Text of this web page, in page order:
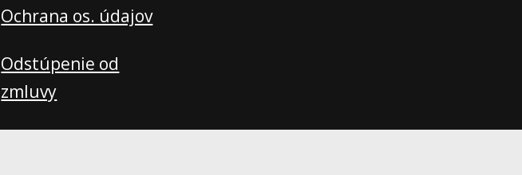
Ochrana os. údajov
Odstúpenie od
zmluvy